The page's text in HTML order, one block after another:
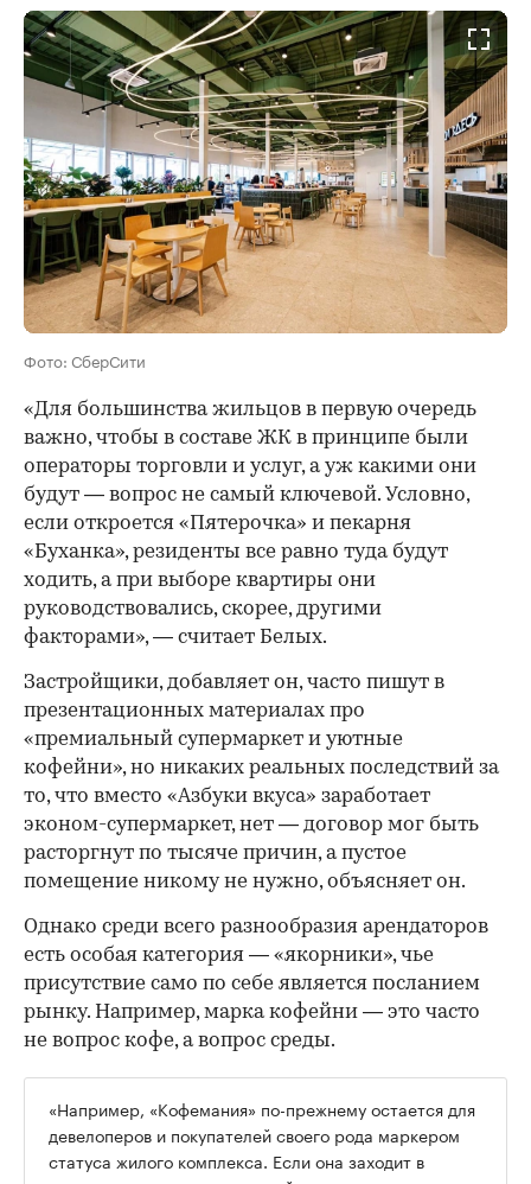
Фото: СберСити
«Для большинства жильцов в первую очередь
важно, чтобы в составе ЖК в принципе были
операторы торговли и услуг, а уж какими они
будут — вопрос не самый ключевой. Условно,
если откроется «Пятерочка» и пекарня
«Буханка», резиденты все равно туда будут
ходить, а при выборе квартиры они
руководствовались, скорее, другими
факторами», — считает Белых.
Застройщики, добавляет он, часто пишут в
презентационных материалах про
«премиальный супермаркет и уютные
кофейни», но никаких реальных последствий за
то, что вместо «Азбуки вкуса» заработает
эконом-супермаркет, нет — договор мог быть
расторгнут по тысяче причин, а пустое
помещение никому не нужно, объясняет он.
Однако среди всего разнообразия арендаторов
есть особая категория — «якорники», чье
присутствие само по себе является посланием
рынку. Например, марка кофейни — это часто
не вопрос кофе, а вопрос среды.
«Например, «Кофемания» по-прежнему остается для
девелоперов и покупателей своего рода маркером
статуса жилого комплекса. Если она заходит в